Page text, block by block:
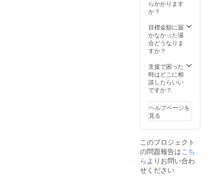
らかかります
か？
目標金額に届
かなかった場
合どうなりま
すか？
支援で困った
時はどこに相
談したらいい
ですか？
ヘルプページを
見る
このプロジェクト
の問題報告はこち
ら よりお問い合わ
せください